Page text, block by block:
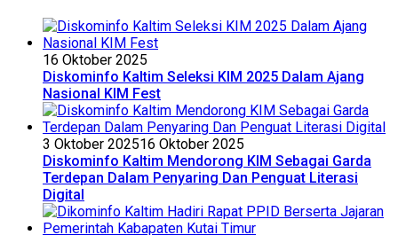
16 Oktober 2025
Diskominfo Kaltim Seleksi KIM 2025 Dalam Ajang
Nasional KIM Fest
3 Oktober 202516 Oktober 2025
Diskominfo Kaltim Mendorong KIM Sebagai Garda
Terdepan Dalam Penyaring Dan Penguat Literasi
Digital